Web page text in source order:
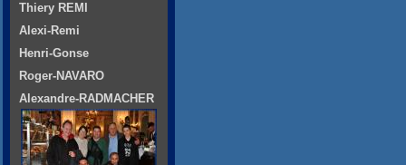
Thiery REMI
Alexi-Remi
Henri-Gonse
Roger-NAVARO
Alexandre-RADMACHER